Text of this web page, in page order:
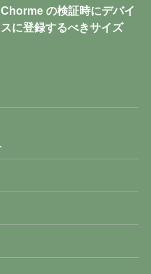
Chorme の検証時にデバイ
スに登録するべきサイズ